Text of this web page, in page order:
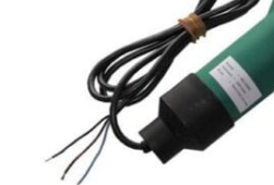
DETAILS